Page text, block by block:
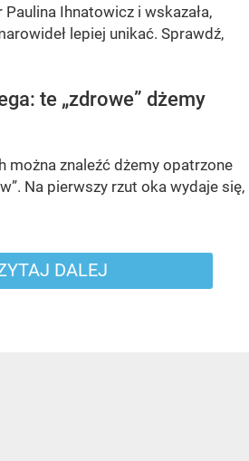
Ihnatowicz i wskazała,
lepiej unikać. Sprawdź,
te „zdrowe” dżemy
można znaleźć dżemy opatrzone
Na pierwszy rzut oka wydaje się,
DALEJ